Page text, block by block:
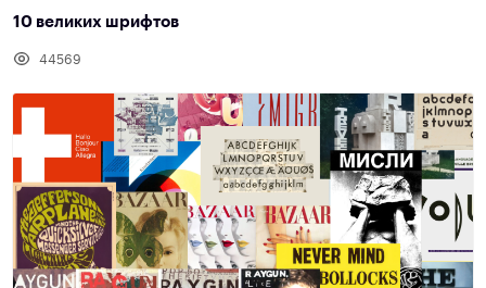
10 великих шрифтов
44569